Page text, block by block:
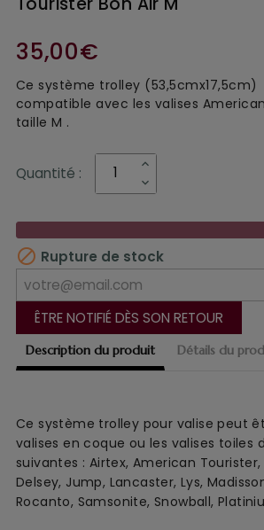
Description du produit Détails du
Ce système trolley pour valise peut
valises en coque ou les valises toiles
suivantes : Airtex, American Tourister,
Delsey, Jump, Lancaster, Lys,
Rocanto, Samsonite, Snowball,
35,00€
Ce système trolley
compatible avec les valises
taille M .
Quantité :
 Rupture de stock
ÊTRE NOTIFIÉ DÈS SON RETOUR